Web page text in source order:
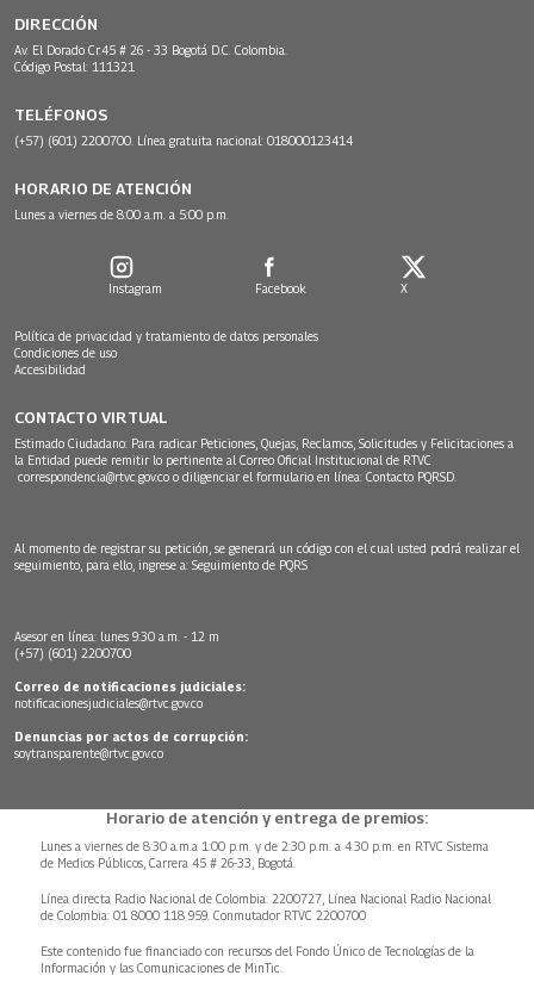
DIRECCIÓN
Av. El Dorado Cr.45 # 26 - 33 Bogotá D.C. Colombia.
Código Postal: 111321
TELÉFONOS
(+57) (601) 2200700. Línea gratuita nacional: 018000123414
HORARIO DE ATENCIÓN
Lunes a viernes de 8:00 a.m. a 5:00 p.m.
Instagram Facebook X
Política de privacidad y tratamiento de datos personales
Condiciones de uso
Accesibilidad
CONTACTO VIRTUAL
Estimado Ciudadano: Para radicar Peticiones, Quejas, Reclamos, Solicitudes y Felicitaciones a
la Entidad puede remitir lo pertinente al Correo Oficial Institucional de RTVC
correspondencia@rtvc.gov.co o diligenciar el formulario en línea: Contacto PQRSD.
Al momento de registrar su petición, se generará un código con el cual usted podrá realizar el
seguimiento, para ello, ingrese a: Seguimiento de PQRS
Asesor en línea: lunes 9:30 a.m. - 12 m
(+57) (601) 2200700
Correo de notificaciones judiciales:
notificacionesjudiciales@rtvc.gov.co
Denuncias por actos de corrupción:
soytransparente@rtvc.gov.co
Horario de atención y entrega de premios:
Lunes a viernes de 8:30 a.m.a 1:00 p.m. y de 2:30 p.m. a 4:30 p.m. en RTVC Sistema
de Medios Públicos, Carrera 45 # 26-33, Bogotá.
Línea directa Radio Nacional de Colombia: 2200727, Línea Nacional Radio Nacional
de Colombia: 01 8000 118 959. Conmutador RTVC 2200700
Este contenido fue financiado con recursos del Fondo Único de Tecnologías de la
Información y las Comunicaciones de MinTic.